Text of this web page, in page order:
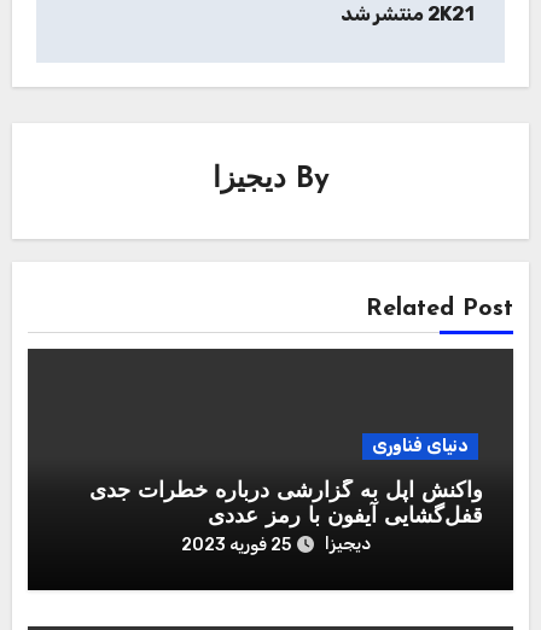
2K21 منتشر شد
By دیجیزا
Related Post
دنیای فناوری
واکنش اپل به گزارشی درباره خطرات جدی
قفل‌گشایی آیفون با رمز عددی
دیجیزا 25 فوریه 2023